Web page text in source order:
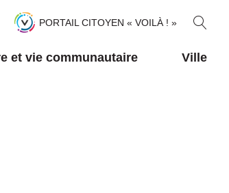
PORTAIL CITOYEN « VOILÀ ! »
et vie communautaire Ville